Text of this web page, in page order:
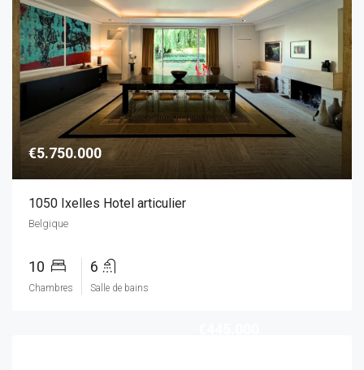
€5.750.000
1050 Ixelles Hotel articulier
Belgique
10
Chambres
6
Salle de bains